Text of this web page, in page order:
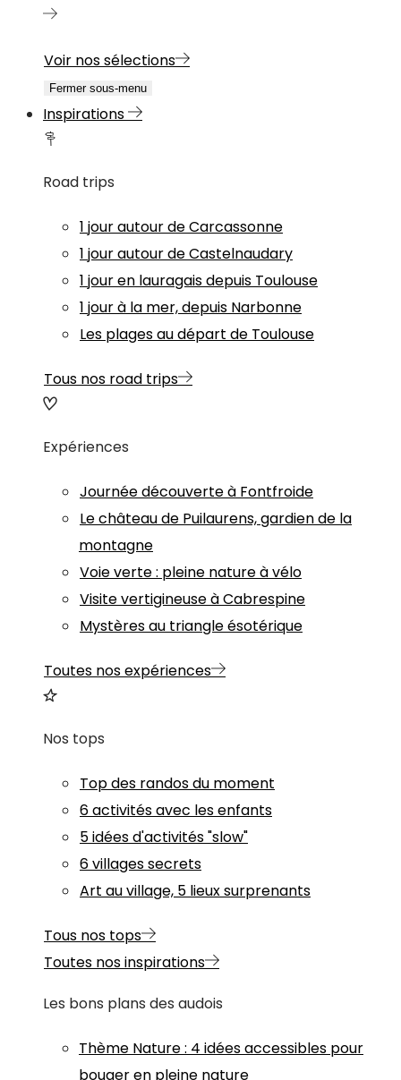
Voir nos sélections
Fermer sous-menu
Inspirations
Road trips
1 jour autour de Carcassonne
1 jour autour de Castelnaudary
1 jour en lauragais depuis Toulouse
1 jour à la mer, depuis Narbonne
Les plages au départ de Toulouse
Tous nos road trips
Expériences
Journée découverte à Fontfroide
Le château de Puilaurens, gardien de la
montagne
Voie verte : pleine nature à vélo
Visite vertigineuse à Cabrespine
Mystères au triangle ésotérique
Toutes nos expériences
Nos tops
Top des randos du moment
6 activités avec les enfants
5 idées d'activités "slow"
6 villages secrets
Art au village, 5 lieux surprenants
Tous nos tops
Toutes nos inspirations
Les bons plans des audois
Thème Nature: 4 idées accessibles pour
bouger en pleine nature